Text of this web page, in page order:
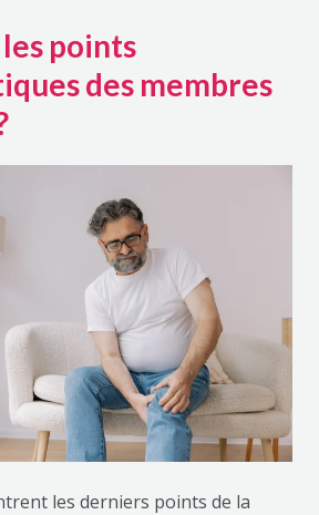
points
des membres
les derniers points de la